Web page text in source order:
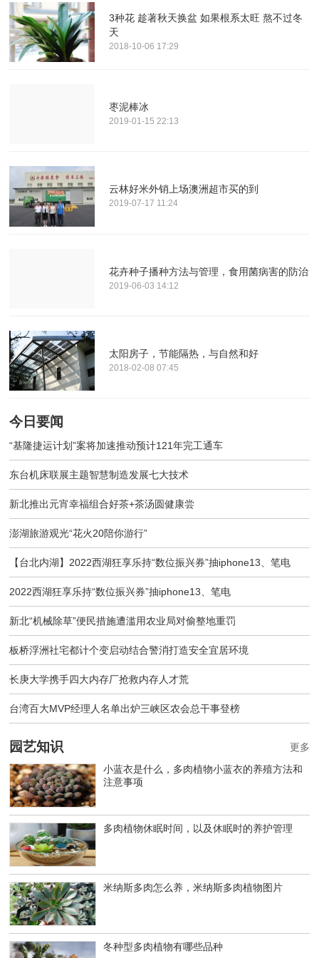
3种花 趁著秋天换盆 如果根系太旺 熬不过冬
天
2018-10-06 17:29
枣泥棒冰
2019-01-15 22:13
云林好米外销上场澳洲超市买的到
2019-07-17 11:24
花卉种子播种方法与管理，食用菌病害的防治
2019-06-03 14:12
太阳房子，节能隔热，与自然和好
2018-02-08 07:45
今日要闻
“基隆捷运计划”案将加速推动预计121年完工通车
东台机床联展主题智慧制造发展七大技术
新北推出元宵幸福组合好茶+茶汤圆健康尝
澎湖旅游观光“花火20陪你游行”
【台北内湖】2022西湖狂享乐持“数位振兴券”抽iphone13、笔电
2022西湖狂享乐持“数位振兴券”抽iphone13、笔电
新北“机械除草”便民措施遭滥用农业局对偷整地重罚
板桥浮洲社宅都计个变启动结合警消打造安全宜居环境
长庚大学携手四大内存厂抢救内存人才荒
台湾百大MVP经理人名单出炉三峡区农会总干事登榜
园艺知识
小蓝衣是什么，多肉植物小蓝衣的养殖方法和
注意事项
多肉植物休眠时间，以及休眠时的养护管理
米纳斯多肉怎么养，米纳斯多肉植物图片
冬种型多肉植物有哪些品种
更多